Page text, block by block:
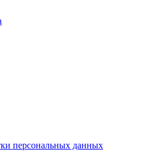
персональных данных